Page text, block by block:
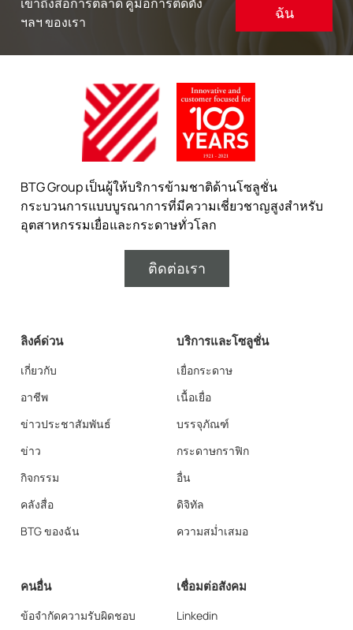
ฯลฯ ของเรา
ฉัน
BTG Group เป็นผู้ให้บริการข้ามชาติด้านโซลูชั่น
กระบวนการแบบบูรณาการที่มีความเชี่ยวชาญสูงสำหรับ
อุตสาหกรรมเยื่อและกระดาษทั่วโลก
ติดต่อเรา
ลิงค์ด่วน
เกี่ยวกับ
อาชีพ
ข่าวประชาสัมพันธ์
ข่าว
กิจกรรม
คลังสื่อ
BTG ของฉัน
บริการและโซลูชั่น
เยื่อกระดาษ
เนื้อเยื่อ
บรรจุภัณฑ์
กระดาษกราฟิก
อื่น
ดิจิทัล
ความสม่ำเสมอ
คนอื่น
ข้อจำกัดความรับผิดชอบ
เชื่อมต่อสังคม
Linkedin